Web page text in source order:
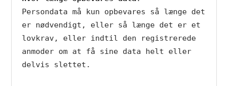
Persondata må kun opbevares så længe det
er nødvendigt, eller så længe det er et
lovkrav, eller indtil den registrerede
anmoder om at få sine data helt eller
delvis slettet.